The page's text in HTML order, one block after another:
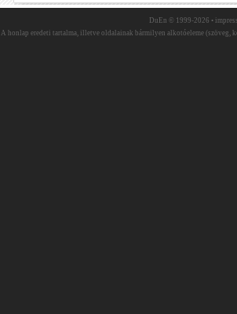
DuEn © 1999-2026 •
A honlap eredeti tartalma, illetve oldalainak bármilyen alkotóeleme (szöveg,